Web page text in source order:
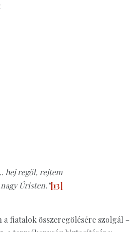
hej regöl, rejtem
Úristen.”[13]
a fiatalok összeregölésére szolgál –